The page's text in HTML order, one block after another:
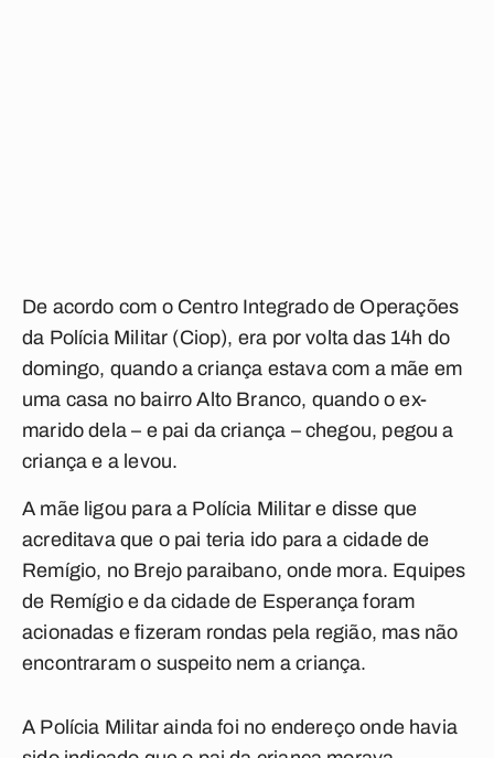
De acordo com o Centro Integrado de Operações
da Polícia Militar (Ciop), era por volta das 14h do
domingo, quando a criança estava com a mãe em
uma casa no bairro Alto Branco, quando o ex-
marido dela – e pai da criança – chegou, pegou a
criança e a levou.
A mãe ligou para a Polícia Militar e disse que
acreditava que o pai teria ido para a cidade de
Remígio, no Brejo paraibano, onde mora. Equipes
de Remígio e da cidade de Esperança foram
acionadas e fizeram rondas pela região, mas não
encontraram o suspeito nem a criança.
A Polícia Militar ainda foi no endereço onde havia